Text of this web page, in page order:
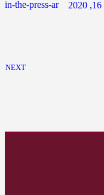
in-the-press-ar
NEXT